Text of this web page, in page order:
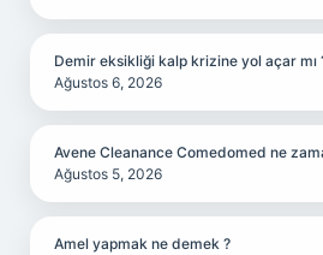
Demir eksikliği kalp krizine yol açar mı
Ağustos 6, 2026
Avene Cleanance Comedomed ne
Ağustos 5, 2026
Amel yapmak ne demek ?